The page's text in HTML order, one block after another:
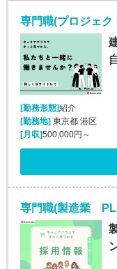
専門職(プロジェク
[勤務形態]紹介
[勤務地]東京都 港区
[月収]500,000円～
専門職(製造業